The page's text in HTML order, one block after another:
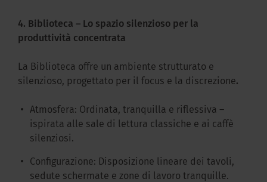
4. Biblioteca – Lo spazio silenzioso per la
produttività concentrata
La Biblioteca offre un ambiente strutturato e
silenzioso, progettato per il focus e la discrezione.
Atmosfera: Ordinata, tranquilla e riflessiva –
ispirata alle sale di lettura classiche e ai caffè
silenziosi.
Configurazione: Disposizione lineare dei tavoli,
sedute schermate e zone di lavoro tranquille.